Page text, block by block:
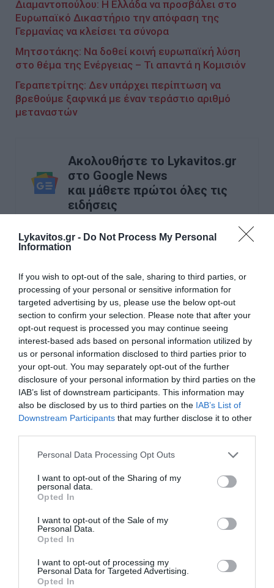
Lykavitos.gr - Do Not Process My Personal
Information
If you wish to opt-out of the sale, sharing to third parties, or
processing of your personal or sensitive information for
targeted advertising by us, please use the below opt-out
section to confirm your selection. Please note that after your
opt-out request is processed you may continue seeing
interest-based ads based on personal information utilized by
us or personal information disclosed to third parties prior to
your opt-out. You may separately opt-out of the further
disclosure of your personal information by third parties on the
IAB’s list of downstream participants. This information may
also be disclosed by us to third parties on the IAB’s List of
Downstream Participants that may further disclose it to other
Please note that this website/app uses one or more Google
not limited to your visit or usage behaviour. You may click to
grant or deny consent to Google and its third-party tags to
use your data for below specified purposes in below Google
consent section.
Personal Data Processing Opt Outs
I want to opt-out of the Sharing of my
personal data.
Opted In
I want to opt-out of the Sale of my
Personal Data.
Opted In
I want to opt-out of processing my
Personal Data for Targeted Advertising.
Opted In
Διαμαντοπούλου: Η Ελλάδα να προσβάλει στο
Ευρωπαϊκό Δικαστήριο την απόφαση της
Γερμανίας να κλείσει τα σύνορα
Μητσοτάκης: Να δοθεί κοινή ευρωπαϊκή λύση
στο θέμα της Ενέργειας – Τι απαντά η Κομισιόν
Γεραπετρίτης: Δεν υπάρχει περίπτωση να
βρεθούμε ξαφνικά με έναν τεράστιο αριθμό
μεταναστών
Ακολουθήστε το Lykavitos.gr
στο Google News
και μάθετε πρώτοι όλες τις
ειδήσεις
Ολική έκλειψη Ηλίου: Η Ευρώπη ετοιμάζεται για ένα
σπάνιο ουράνιο θέαμα στις 12 Αυγούστου
ΥΠΕΞ Ισραήλ: «Κρατήστε χαμηλό προφίλ» στην Ελλάδα –
Προειδοποίηση στους πολίτες λόγω των διαδηλώσεων
Θεοδωρικάκος: 60.000 νέες θέσεις εργασίας στη
βιομηχανία – «Η Ελλάδα έχει αποφασίσει να γίνει χώρα
παραγωγής»
Δεκαπενταύγουστος: «Βουλιάζουν» τα λιμάνια – Πάνω
Παγκόσμιο Κ20: Ασημένια η Ιουλιάννα Ρούσσου στα 800μ.
Σάλος με την εμφάνιση του Φειδία Παναγιώτου στην
εκδήλωση για Ισαάκ και Σολωμού – Με κοντό παντελόνι
και αθλητικά
Βιλερμπάν: Η οικογένεια Μπας των Λέικερς ετοιμάζεται
να αγοράσει τον σύλλογο – Στα 80 εκατ. ευρώ το deal
Πινακίδες κυκλοφορίας: Τέλος στις καθυστερήσεις –
Έρχεται νέο ψηφιακό σύστημα παραγγελίας